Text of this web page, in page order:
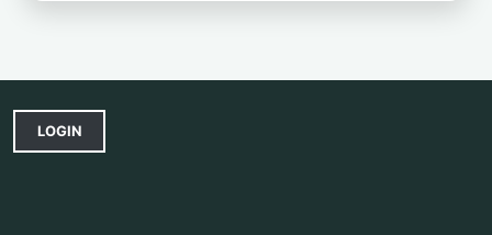
Gespräch
LOGIN